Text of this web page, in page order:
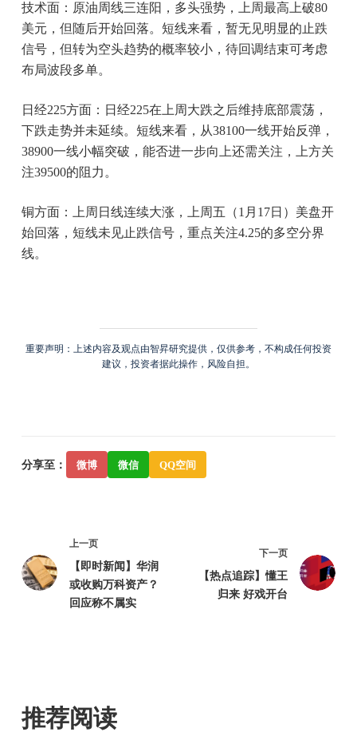
技术面：原油周线三连阳，多头强势，上周最高上破80
美元，但随后开始回落。短线来看，暂无见明显的止跌
信号，但转为空头趋势的概率较小，待回调结束可考虑
布局波段多单。
日经225方面：日经225在上周大跌之后维持底部震荡，
下跌走势并未延续。短线来看，从38100一线开始反弹，
38900一线小幅突破，能否进一步向上还需关注，上方关
注39500的阻力。
铜方面：上周日线连续大涨，上周五（1月17日）美盘开
始回落，短线未见止跌信号，重点关注4.25的多空分界
线。
重要声明：上述内容及观点由智昇研究提供，仅供参考，不构成任何投资
建议，投资者据此操作，风险自担。
分享至： 微博 微信 QQ空间
上一页
【即时新闻】华润
或收购万科资产？
回应称不属实
下一页
【热点追踪】懂王
归来 好戏开台
推荐阅读